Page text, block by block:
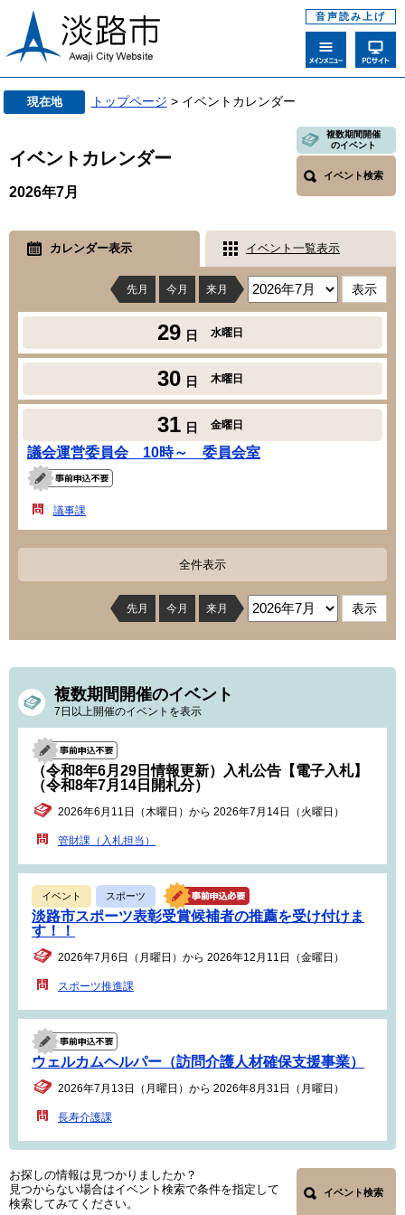
音声読み上げ
現在地 トップページ > イベントカレンダー
イベントカレンダー
複数期間開催
のイベント
イベント検索
2026年7月
カレンダー表示 イベント一覧表示
先月 今月 来月
29 日 水曜日
30 日 木曜日
31 日 金曜日
議会運営委員会 10時～ 委員会室
議事課
全件表示
先月 今月 来月
複数期間開催のイベント
7日以上開催のイベントを表示
（令和8年6月29日情報更新）入札公告【電子入札】
（令和8年7月14日開札分）
2026年6月11日（木曜日）から 2026年7月14日（火曜日）
管財課（入札担当）
イベント スポーツ
淡路市スポーツ表彰受賞候補者の推薦を受け付けま
す！！
2026年7月6日（月曜日）から 2026年12月11日（金曜日）
スポーツ推進課
ウェルカムヘルパー（訪問介護人材確保支援事業）
2026年7月13日（月曜日）から 2026年8月31日（月曜日）
長寿介護課
お探しの情報は見つかりましたか？
見つからない場合はイベント検索で条件を指定して
検索してみてください。
イベント検索